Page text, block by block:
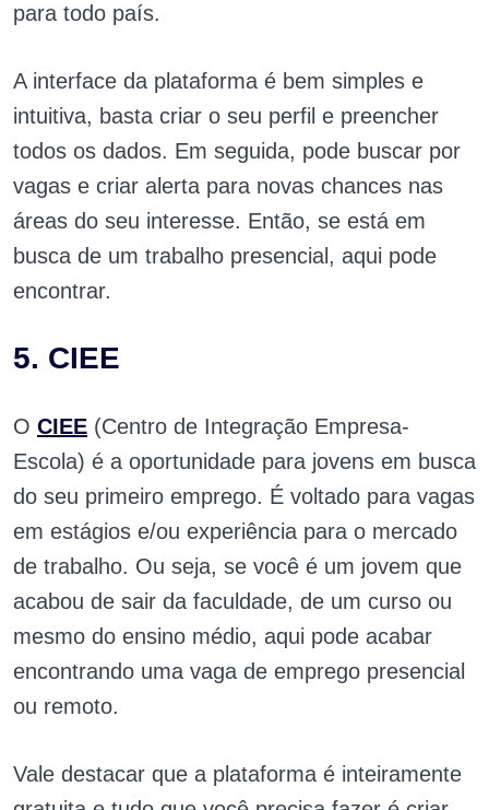
para todo país.
A interface da plataforma é bem simples e
intuitiva, basta criar o seu perfil e preencher
todos os dados. Em seguida, pode buscar por
vagas e criar alerta para novas chances nas
áreas do seu interesse. Então, se está em
busca de um trabalho presencial, aqui pode
encontrar.
5. CIEE
O CIEE (Centro de Integração Empresa-
Escola) é a oportunidade para jovens em busca
do seu primeiro emprego. É voltado para vagas
em estágios e/ou experiência para o mercado
de trabalho. Ou seja, se você é um jovem que
acabou de sair da faculdade, de um curso ou
mesmo do ensino médio, aqui pode acabar
encontrando uma vaga de emprego presencial
ou remoto.
Vale destacar que a plataforma é inteiramente